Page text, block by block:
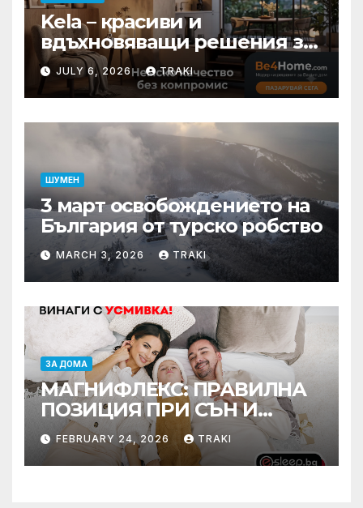
Kela – красиви и
вдъхновяващи решения за
вашия дом
JULY 6, 2026 TRAKI
ШУМЕН
3 март освобождението на
България от турско робство
MARCH 3, 2026 TRAKI
ЗА ДОМА
МАГНИФЛЕКС: ПРАВИЛНА
ПОЗИЦИЯ ПРИ СЪН И
ПРОМОЦИЯ В Е-SLEEP.BG
FEBRUARY 24, 2026 TRAKI